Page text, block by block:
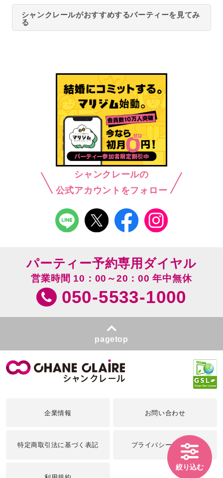
シャンクレールがおすすめするパーティーを見てみ
る
シャンクレールの
公式アカウントをフォロー
絞り込む
パーティー予約専用ダイヤル
営業時間 10：00～20：00 年中無休
050-5533-1000
pagetop
企業情報 お問い合わせ
特定商取引法に基づく表記 プライバシーポリシー